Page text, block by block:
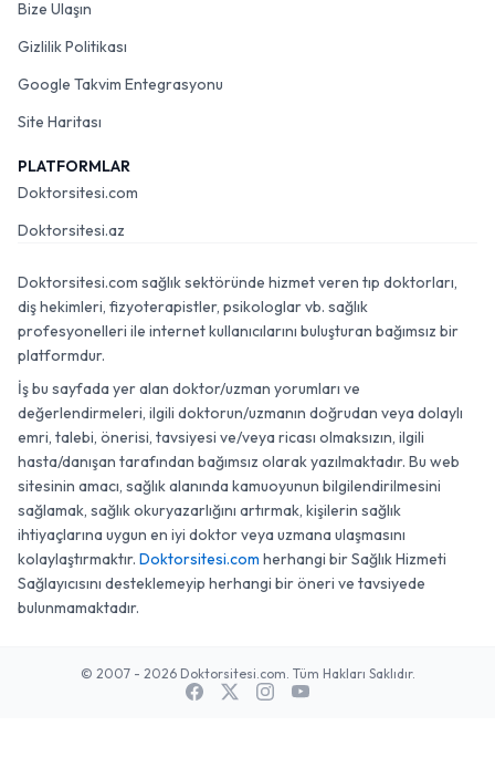
Bize Ulaşın
Gizlilik Politikası
Google Takvim Entegrasyonu
Site Haritası
PLATFORMLAR
Doktorsitesi.com
Doktorsitesi.az
Doktorsitesi.com sağlık sektöründe hizmet veren tıp doktorları,
diş hekimleri, fizyoterapistler, psikologlar vb. sağlık
profesyonelleri ile internet kullanıcılarını buluşturan bağımsız bir
platformdur.
İş bu sayfada yer alan doktor/uzman yorumları ve
değerlendirmeleri, ilgili doktorun/uzmanın doğrudan veya dolaylı
emri, talebi, önerisi, tavsiyesi ve/veya ricası olmaksızın, ilgili
hasta/danışan tarafından bağımsız olarak yazılmaktadır. Bu web
sitesinin amacı, sağlık alanında kamuoyunun bilgilendirilmesini
sağlamak, sağlık okuryazarlığını artırmak, kişilerin sağlık
ihtiyaçlarına uygun en iyi doktor veya uzmana ulaşmasını
kolaylaştırmaktır. Doktorsitesi.com herhangi bir Sağlık Hizmeti
Sağlayıcısını desteklemeyip herhangi bir öneri ve tavsiyede
bulunmamaktadır.
© 2007 - 2026 Doktorsitesi.com. Tüm Hakları Saklıdır.